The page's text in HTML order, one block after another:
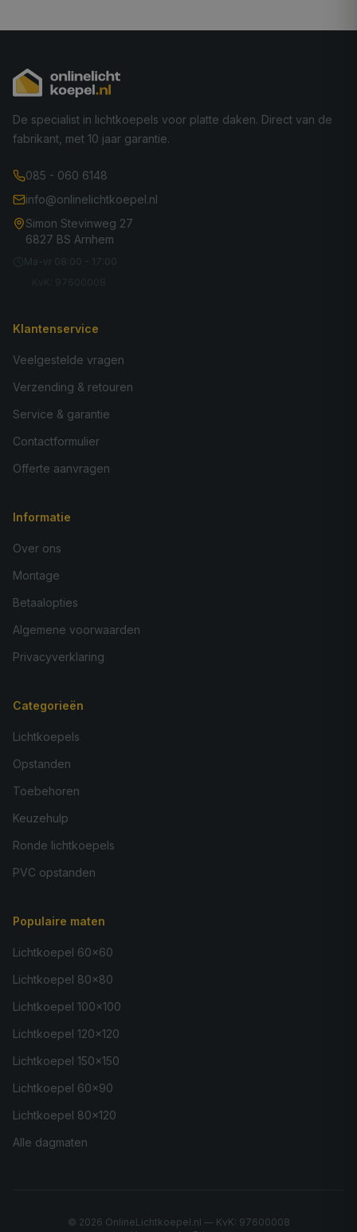
De specialist in lichtkoepels voor platte daken. Direct van de
fabrikant, met 10 jaar garantie.
085 - 060 6148
info@onlinelichtkoepel.nl
Simon Stevinweg 27
6827 BS Arnhem
Ma-vr 08:00 - 17:00
Klantenservice
Veelgestelde vragen
Verzending & retouren
Service & garantie
Contactformulier
Offerte aanvragen
Informatie
Over ons
Montage
Betaalopties
Algemene voorwaarden
Privacyverklaring
Categorieën
Lichtkoepels
Opstanden
Toebehoren
Keuzehulp
Ronde lichtkoepels
PVC opstanden
Populaire maten
Lichtkoepel 60×60
Lichtkoepel 80×80
Lichtkoepel 100×100
Lichtkoepel 120×120
Lichtkoepel 150×150
Lichtkoepel 60×90
Lichtkoepel 80×120
Alle dagmaten
© 2026 OnlineLichtkoepel.nl — KvK: 97600008